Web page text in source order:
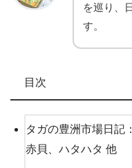
を巡り、
す。
目次
タガの豊洲市場日記
赤貝、ハタハタ 他